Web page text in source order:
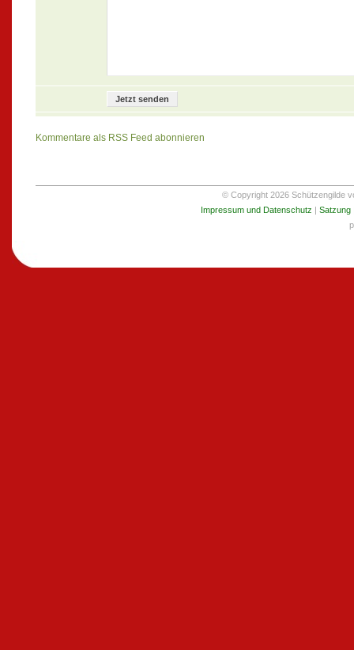
Kommentare als RSS Feed abonnieren
© Copyright 2026 Schützengilde
Impressum und Datenschutz | Satzung